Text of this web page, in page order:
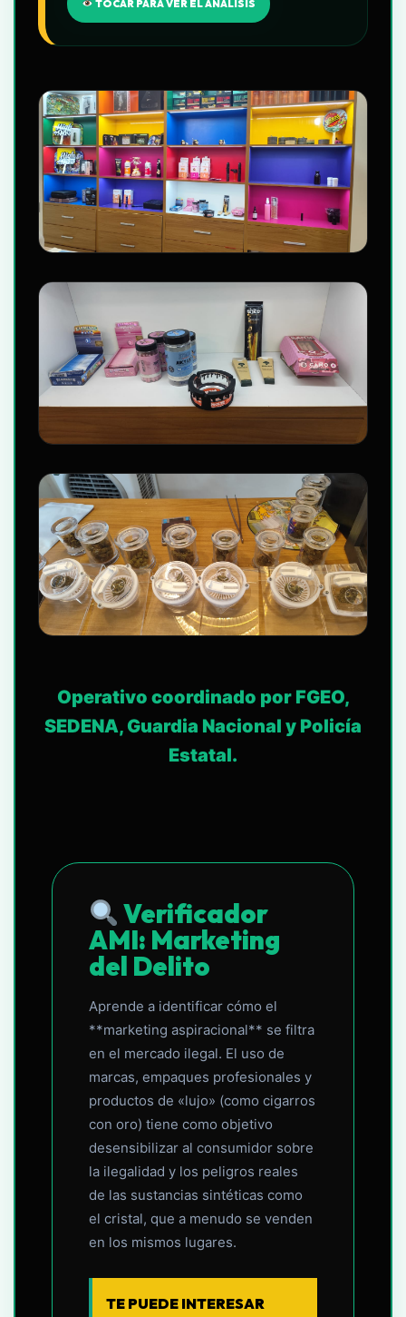
TOCAR PARA VER EL ANÁLISIS
Operativo coordinado por FGEO,
SEDENA, Guardia Nacional y Policía
Estatal.
Verificador
AMI: Marketing
del Delito
Aprende a identificar cómo el
**marketing aspiracional** se filtra
en el mercado ilegal. El uso de
marcas, empaques profesionales y
productos de «lujo» (como cigarros
con oro) tiene como objetivo
desensibilizar al consumidor sobre
la ilegalidad y los peligros reales
de las sustancias sintéticas como
el cristal, que a menudo se venden
en los mismos lugares.
TE PUEDE INTERESAR